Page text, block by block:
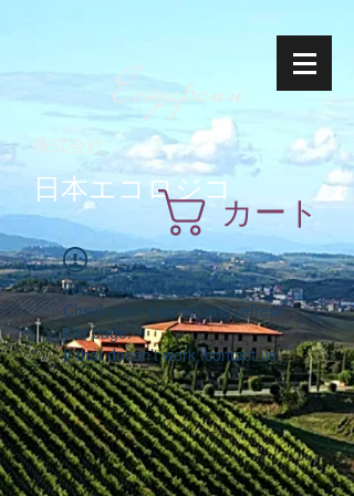
Ecoyapann
株式会社
日本エコロジコカート
Widget Didn’t Load
Check your internet and refresh
this page.
If that doesn’t work, contact us.